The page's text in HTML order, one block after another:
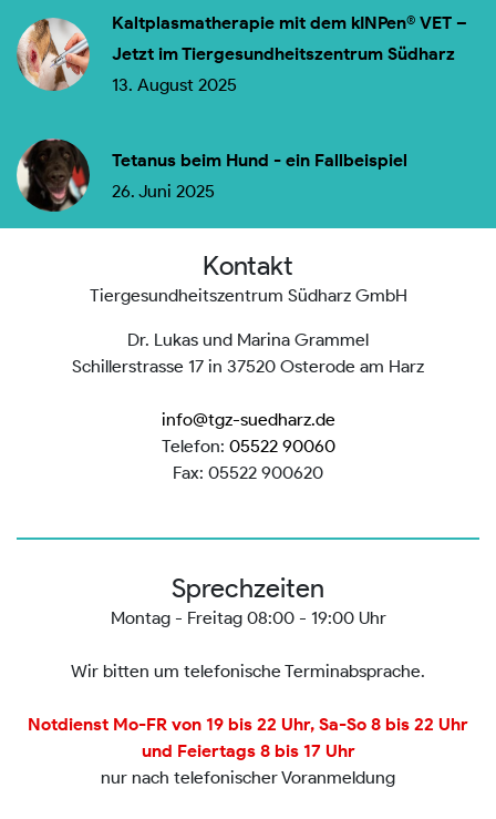
Kaltplasmatherapie mit dem kINPen® VET –
Jetzt im Tiergesundheitszentrum Südharz
13. August 2025
Tetanus beim Hund - ein Fallbeispiel
26. Juni 2025
Kontakt
Tiergesundheitszentrum Südharz GmbH
Dr. Lukas und Marina Grammel
Schillerstrasse 17 in 37520 Osterode am Harz
info@tgz-suedharz.de
Telefon: 05522 90060
Fax: 05522 900620
Sprechzeiten
Montag - Freitag 08:00 - 19:00 Uhr
Wir bitten um telefonische Terminabsprache.
Notdienst Mo-FR von 19 bis 22 Uhr, Sa-So 8 bis 22 Uhr
und Feiertags 8 bis 17 Uhr
nur nach telefonischer Voranmeldung